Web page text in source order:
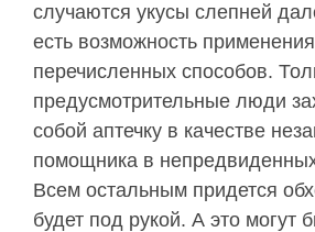
случаются укусы слепней
есть возможность применения
перечисленных способов.
предусмотрительные люди
собой аптечку в качестве
помощника в
Всем остальным придется
будет под рукой. А это могут